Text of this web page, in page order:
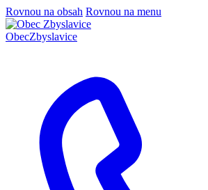
Rovnou na obsah Rovnou na menu
ObecZbyslavice